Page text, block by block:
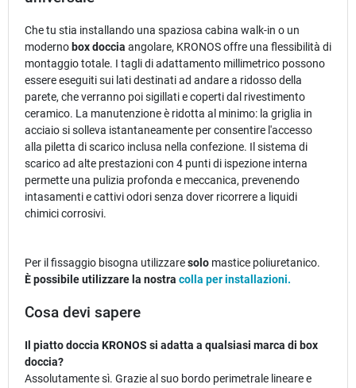
Che tu stia installando una spaziosa cabina walk-in o un
moderno box doccia angolare, KRONOS offre una flessibilità di
montaggio totale. I tagli di adattamento millimetrico possono
essere eseguiti sui lati destinati ad andare a ridosso della
parete, che verranno poi sigillati e coperti dal rivestimento
ceramico. La manutenzione è ridotta al minimo: la griglia in
acciaio si solleva istantaneamente per consentire l'accesso
alla piletta di scarico inclusa nella confezione. Il sistema di
scarico ad alte prestazioni con 4 punti di ispezione interna
permette una pulizia profonda e meccanica, prevenendo
intasamenti e cattivi odori senza dover ricorrere a liquidi
chimici corrosivi.
Per il fissaggio bisogna utilizzaresolo mastice poliuretanico.
Èpossibile utilizzare la nostra colla per installazioni.
Cosa devi sapere
Il piatto doccia KRONOS si adatta a qualsiasi marca di box
doccia?
Assolutamente sì. Grazie al suo bordo perimetrale lineare e